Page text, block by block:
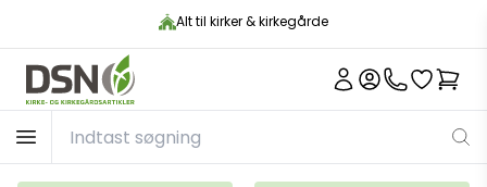
Alt til kirker & kirkegårde